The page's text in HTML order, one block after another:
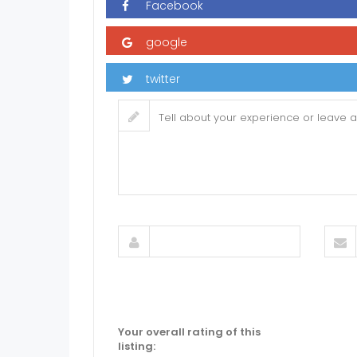
Your overall rating of this
listing: